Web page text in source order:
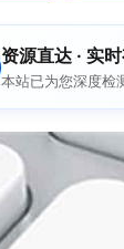
资源直达 · 实
本站已为您深度检